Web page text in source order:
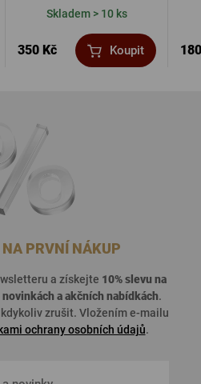
Skladem > 10 ks
350 Kč Koupit
NA PRVNÍ NÁKUP
a získejte 10% slevu na
novinkách a akčních nabídkách.
zrušit. Vložením e-mailu
ochrany osobních údajů.